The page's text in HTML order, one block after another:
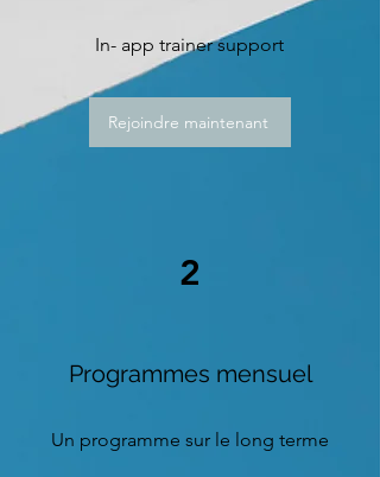
In- app trainer support
Rejoindre maintenant
2
Programmes mensuel
Un programme sur le long terme